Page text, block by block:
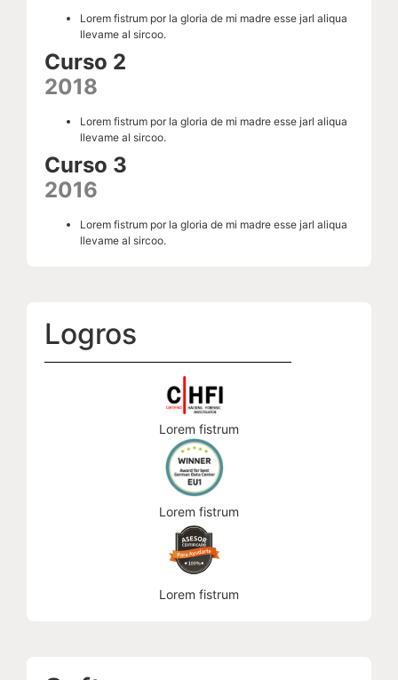
Lorem fistrum por la gloria de mi madre esse jarl aliqua
llevame al sircoo.
Curso 2
2018
Lorem fistrum por la gloria de mi madre esse jarl aliqua
llevame al sircoo.
Curso 3
2016
Lorem fistrum por la gloria de mi madre esse jarl aliqua
llevame al sircoo.
Logros
Lorem fistrum
Lorem fistrum
Lorem fistrum